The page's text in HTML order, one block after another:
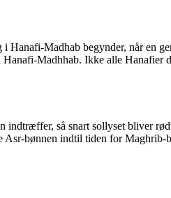
Hanafi-Madhab begynder, når en
Madhhab. Ikke alle Hanafier
indtræffer, så snart sollyset bliver
bønnen indtil tiden for Maghrib-